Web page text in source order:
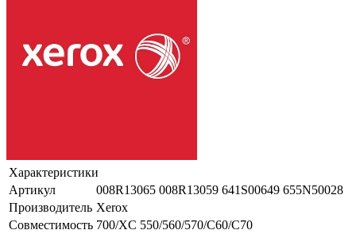
Характеристики
Артикул
008R13065 008R13059 641S00649 655N50028
Производитель Xerox
Совместимость 700/XC 550/560/570/C60/C70